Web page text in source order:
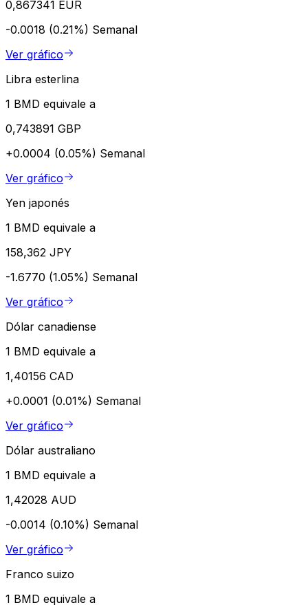
0,867341 EUR
-0.0018 (0.21%) Semanal
Ver gráfico
Libra esterlina
1 BMD equivale a
0,743891 GBP
+0.0004 (0.05%) Semanal
Ver gráfico
Yen japonés
1 BMD equivale a
158,362 JPY
-1.6770 (1.05%) Semanal
Ver gráfico
Dólar canadiense
1 BMD equivale a
1,40156 CAD
+0.0001 (0.01%) Semanal
Ver gráfico
Dólar australiano
1 BMD equivale a
1,42028 AUD
-0.0014 (0.10%) Semanal
Ver gráfico
Franco suizo
1 BMD equivale a